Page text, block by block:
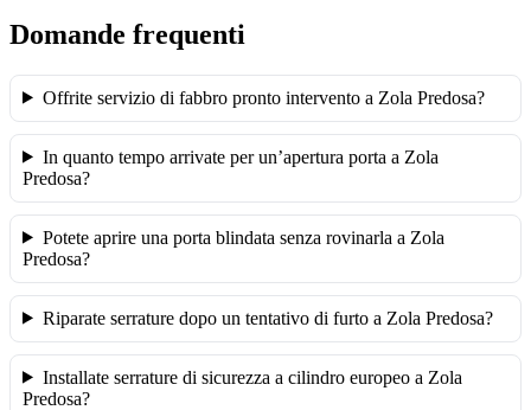
Domande frequenti
Offrite servizio di fabbro pronto intervento a Zola Predosa?
In quanto tempo arrivate per un’apertura porta a Zola
Predosa?
Potete aprire una porta blindata senza rovinarla a Zola
Predosa?
Riparate serrature dopo un tentativo di furto a Zola Predosa?
Installate serrature di sicurezza a cilindro europeo a Zola
Predosa?